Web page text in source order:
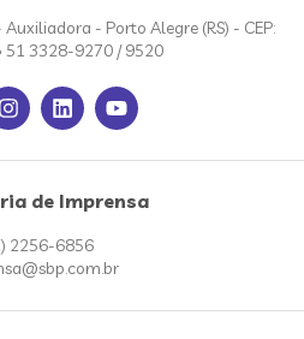
- Porto Alegre (RS) - CEP:
51 3328-9270 / 9520
de Imprensa
2256-6856